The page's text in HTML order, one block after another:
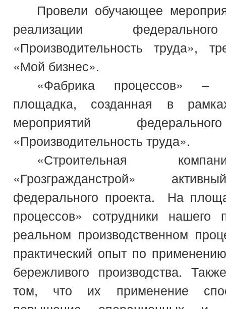
Провели обучающее
реализации
«Производительность труда»,
«Мой бизнес».
«Фабрика процессов» –
площадка, созданная в
мероприятий
«Производительность труда».
«Строительная
«Грозгражданстрой»
федерального проекта. На
процессов» сотрудники нашего
реальном производственном
практический опыт по
бережливого производства.
том, что их применение